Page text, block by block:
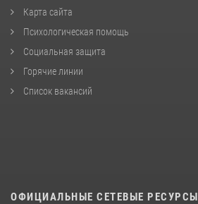
Карта сайта
Психологическая помощь
Социальная защита
Горячие линии
Список вакансий
ОФИЦИАЛЬНЫЕ СЕТЕВЫЕ РЕСУРСЫ